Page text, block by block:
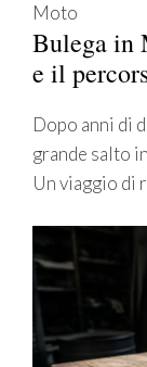
Moto
Bulega in
e il
Dopo anni di
grande salto
Un viaggio di